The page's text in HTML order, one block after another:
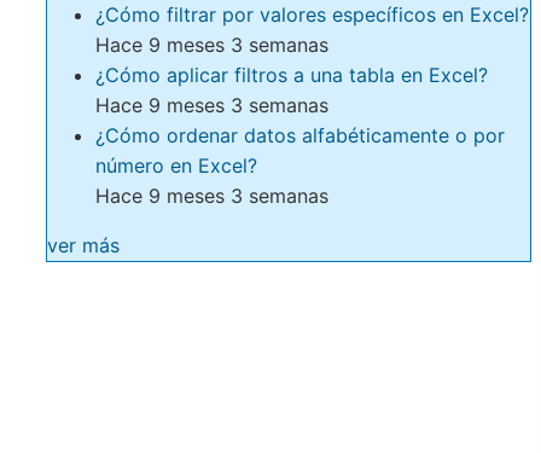
¿Cómo filtrar por valores específicos en Excel?
Hace 9 meses 3 semanas
¿Cómo aplicar filtros a una tabla en Excel?
Hace 9 meses 3 semanas
¿Cómo ordenar datos alfabéticamente o por
número en Excel?
Hace 9 meses 3 semanas
ver más